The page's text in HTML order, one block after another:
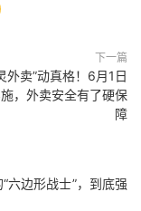
下一篇
外卖”动真格！6月1日
，外卖安全有了硬保
障
六边形战士”，到底强